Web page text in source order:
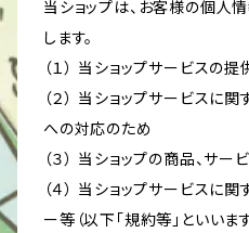
当ショップは、お客様の個人
します。
（１） 当ショップサービスの提
（２） 当ショップサービスに
への対応のため
（３） 当ショップの商品、サ
（４） 当ショップサービスに
ー等（以下「規約等」といいま